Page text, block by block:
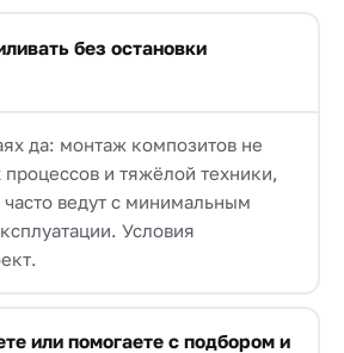
без остановки
да: монтаж композитов не
и тяжёлой техники,
ведут с минимальным
Условия
или помогаете с подбором и